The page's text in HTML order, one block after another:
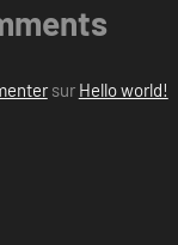
sur Hello world!